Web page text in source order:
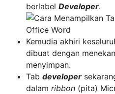
berlabel Developer.
Kemudia akhiri
dibuat dengan
menyimpan.
Tab developer
dalam ribbon (pita)